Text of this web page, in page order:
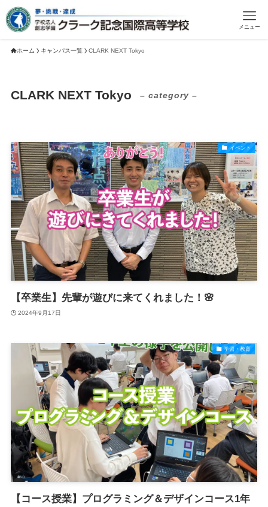
メニュー
ホーム キャンパス一覧 CLARK NEXT Tokyo
CLARK NEXT Tokyo – category –
イベント
【卒業生】先輩が遊びに来てくれました！🌸
2024年9月17日
学習・教育
【コース授業】プログラミング＆デザインコース1年